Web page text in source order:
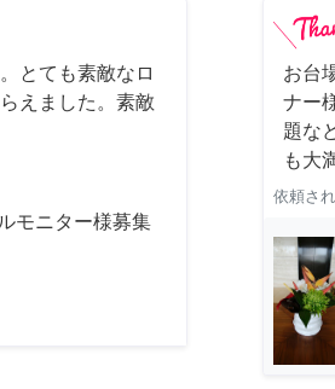
とても素敵なロ
えました。素敵
モニター様募集
お台
ナー
題な
も大
依頼さ